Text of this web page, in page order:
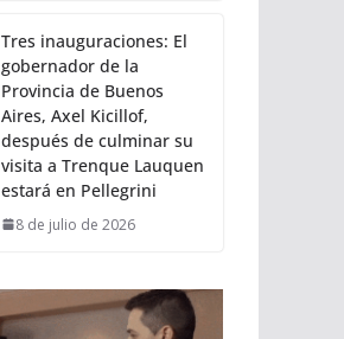
Tres inauguraciones: El
gobernador de la
Provincia de Buenos
Aires, Axel Kicillof,
después de culminar su
visita a Trenque Lauquen
estará en Pellegrini
8 de julio de 2026